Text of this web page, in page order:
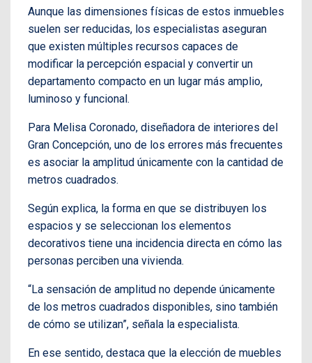
Aunque las dimensiones físicas de estos inmuebles
suelen ser reducidas, los especialistas aseguran
que existen múltiples recursos capaces de
modificar la percepción espacial y convertir un
departamento compacto en un lugar más amplio,
luminoso y funcional.
Para Melisa Coronado, diseñadora de interiores del
Gran Concepción, uno de los errores más frecuentes
es asociar la amplitud únicamente con la cantidad de
metros cuadrados.
Según explica, la forma en que se distribuyen los
espacios y se seleccionan los elementos
decorativos tiene una incidencia directa en cómo las
personas perciben una vivienda.
“La sensación de amplitud no depende únicamente
de los metros cuadrados disponibles, sino también
de cómo se utilizan”, señala la especialista.
En ese sentido, destaca que la elección de muebles